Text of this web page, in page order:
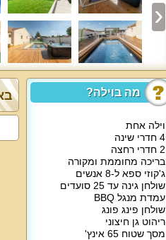
מה בוילה?
וילה אחת
4 חדרי שינה
2 חדרי רחצה
בריכה מחוממת ומקורה
ג'קוזי ספא ל-8 אנשים
שולחן גינה עד 25 סועדים
עמדת מנגל BBQ
שולחן פינג פונג
ריהוט גן חיצוני
מסך שטוח 65 אינץ'